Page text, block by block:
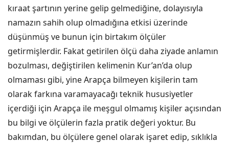
kıraat şartının yerine gelip gelmediğine, dolayısıyla
namazın sahih olup olmadığına etkisi üzerinde
düşünmüş ve bunun için birtakım ölçüler
getirmişlerdir. Fakat getirilen ölçü daha ziyade anlamın
bozulması, değiştirilen kelimenin Kur’an’da olup
olmaması gibi, yine Arapça bilmeyen kişilerin tam
olarak farkına varamayacağı teknik hususiyetler
içerdiği için Arapça ile meşgul olmamış kişiler açısından
bu bilgi ve ölçülerin fazla pratik değeri yoktur. Bu
bakımdan, bu ölçülere genel olarak işaret edip, sıklıkla